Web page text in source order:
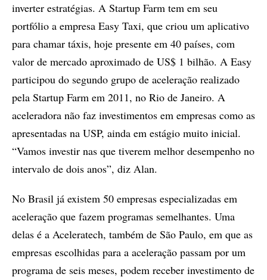
inverter estratégias. A Startup Farm tem em seu
portfólio a empresa Easy Taxi, que criou um aplicativo
para chamar táxis, hoje presente em 40 países, com
valor de mercado aproximado de US$ 1 bilhão. A Easy
participou do segundo grupo de aceleração realizado
pela Startup Farm em 2011, no Rio de Janeiro. A
aceleradora não faz investimentos em empresas como as
apresentadas na USP, ainda em estágio muito inicial.
“Vamos investir nas que tiverem melhor desempenho no
intervalo de dois anos”, diz Alan.
No Brasil já existem 50 empresas especializadas em
aceleração que fazem programas semelhantes. Uma
delas é a Aceleratech, também de São Paulo, em que as
empresas escolhidas para a aceleração passam por um
programa de seis meses, podem receber investimento de